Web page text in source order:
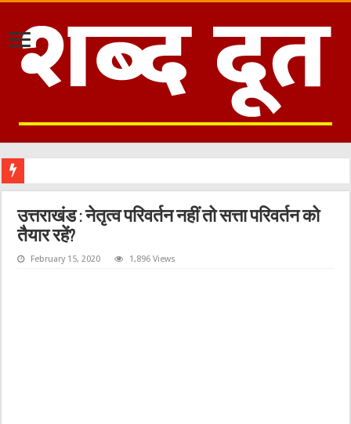
उत्तराखंड : नेतृत्व परिवर्तन नहीं तो सत्ता परिवर्तन को
तैयार रहें?
February 15, 2020 1,896 Views